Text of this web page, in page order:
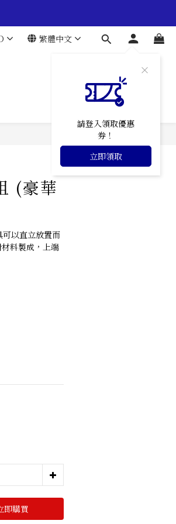
繁體中文
請登入領取優惠
券！
立即領取
(豪華
以直立放置而
料製成，上端
即購買
立即購買